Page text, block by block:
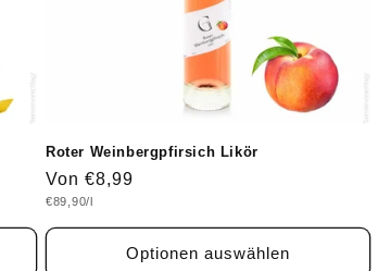
Roter Weinbergpfirsich Likör
Normaler
Preis
Von €8,99
Grundpreis
€89,90/l
Optionen auswählen